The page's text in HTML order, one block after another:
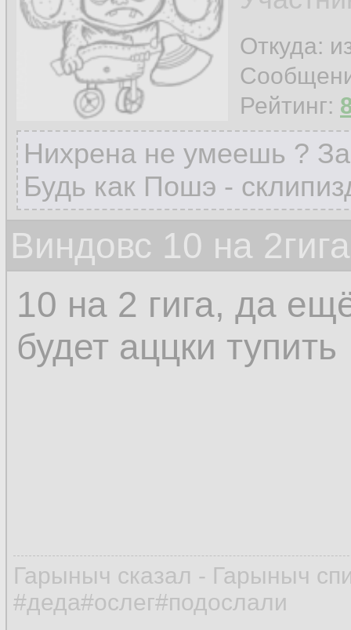
Откуда:
Рейтинг:
Нихрена не умеешь ?
Будь как Пошэ -
Виндовс 10 на
10 на 2 гига, да
будет аццки тупить
Гарыныч сказал - Гарыныч
#деда#ослег#подослали